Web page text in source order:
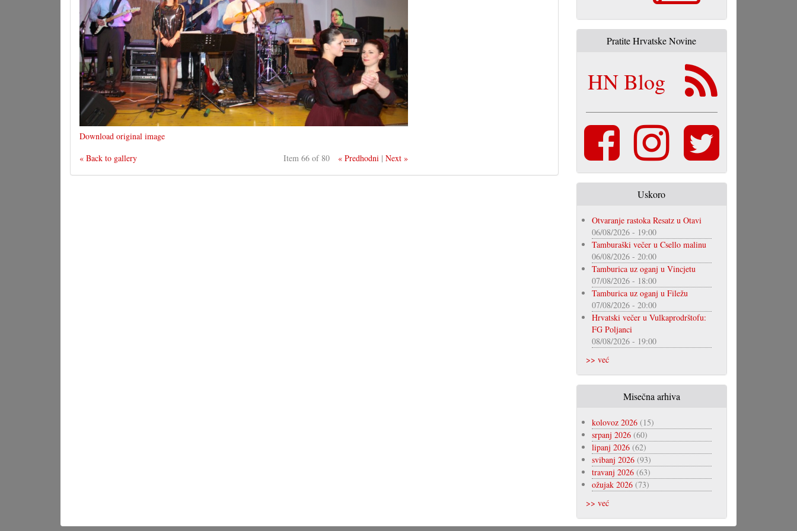
Download original image
« Back to gallery
Item 66 of 80 « Predhodni |Next »
Pratite Hrvatske Novine
HN Blog
Uskoro
Otvaranje rastoka Resatz u Otavi
06/08/2026 - 19:00
Tamburaški večer u Csello malinu
06/08/2026 - 20:00
Tamburica uz oganj u Vincjetu
07/08/2026 - 18:00
Tamburica uz oganj u Filežu
07/08/2026 - 20:00
Hrvatski večer u Vulkaprodrštofu:
FG Poljanci
08/08/2026 - 19:00
>> već
Misečna arhiva
kolovoz 2026(15)
srpanj 2026(60)
lipanj 2026(62)
svibanj 2026(93)
travanj 2026(63)
ožujak 2026(73)
>> već